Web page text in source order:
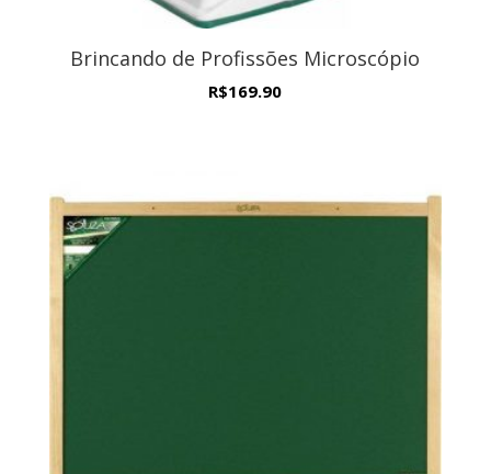
Brincando de Profissões Microscópio
R$169.90